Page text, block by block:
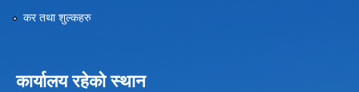
कर तथा शुल्कहरु
कार्यालय रहेको स्थान